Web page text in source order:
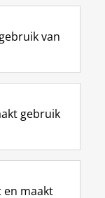
I
n
t
r
m
Y
o
T
e
k
van
gebruik
en maakt